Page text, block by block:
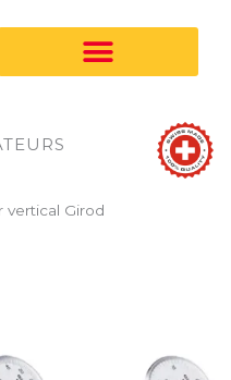
vertical Girod